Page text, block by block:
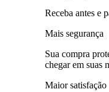
Receba antes e
Mais segurança
Sua compra
chegar em suas
Maior satisfação